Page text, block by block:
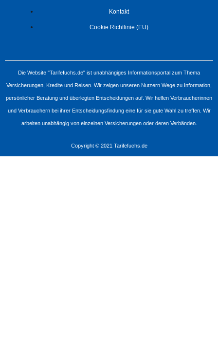
Kontakt
Cookie Richtlinie (EU)
Die Website "Tarifefuchs.de" ist unabhängiges Informationsportal zum Thema
Versicherungen, Kredite und Reisen. Wir zeigen unseren Nutzern Wege zu Information,
persönlicher Beratung und überlegten Entscheidungen auf. Wir helfen Verbraucherinnen
und Verbrauchern bei ihrer Entscheidungsfindung eine für sie gute Wahl zu treffen. Wir
arbeiten unabhängig von einzelnen Versicherungen oder deren Verbänden.
Copyright © 2021 Tarifefuchs.de